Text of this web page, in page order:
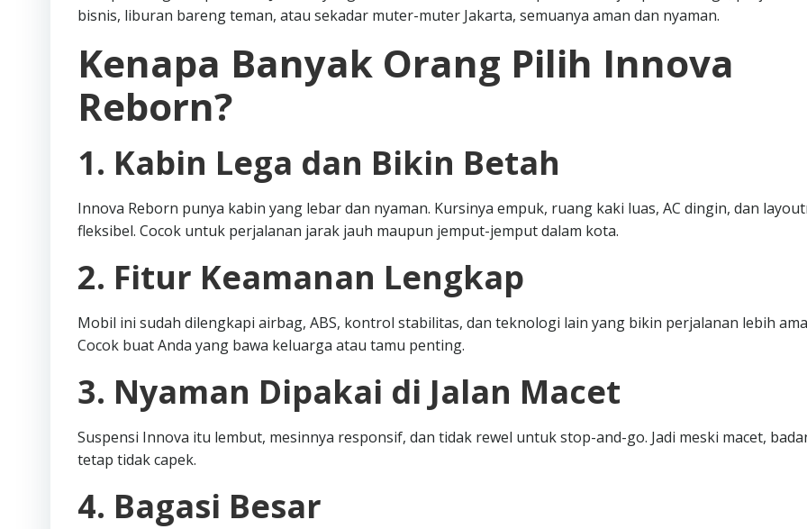
bisnis, liburan bareng teman, atau sekadar muter-muter Jakarta, semuanya aman dan nyaman.
Kenapa Banyak Orang Pilih Innova
Reborn?
1. Kabin Lega dan Bikin Betah
Innova Reborn punya kabin yang lebar dan nyaman. Kursinya empuk, ruang kaki luas, AC dingin, dan
fleksibel. Cocok untuk perjalanan jarak jauh maupun jemput-jemput dalam kota.
2. Fitur Keamanan Lengkap
Mobil ini sudah dilengkapi airbag, ABS, kontrol stabilitas, dan teknologi lain yang bikin perjalanan lebih
Cocok buat Anda yang bawa keluarga atau tamu penting.
3. Nyaman Dipakai di Jalan Macet
Suspensi Innova itu lembut, mesinnya responsif, dan tidak rewel untuk stop-and-go. Jadi meski macet,
tetap tidak capek.
4. Bagasi Besar